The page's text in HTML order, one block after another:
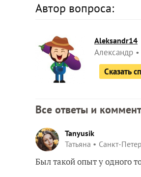
Автор вопроса:
Aleksandr14
Александр
Сказать
Все ответы и
Tanyusik
Татьяна
Санкт-
Был такой опыт у одного